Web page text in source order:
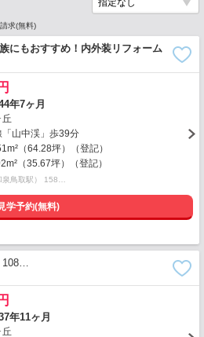
求(無料)
にもおすすめ！内外装リフォーム
年7ヶ月
丘
「山中渓」歩39分
（64.28坪）（登記）
（35.67坪）（登記）
泉鳥取駅） 158…
学予約(無料)
108…
年11ヶ月
丘